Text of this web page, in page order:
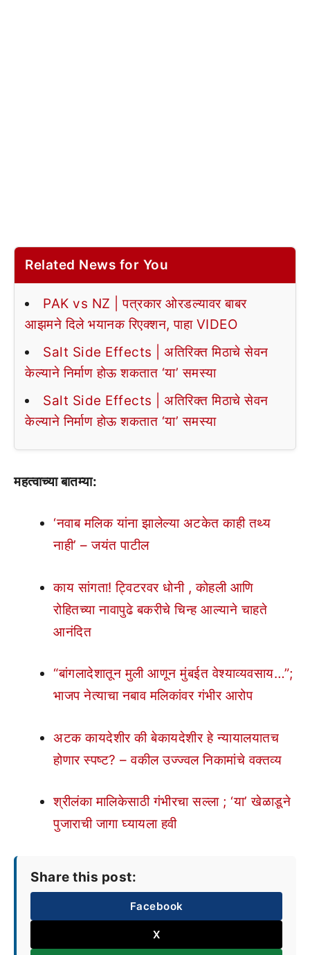
Related News for You
PAK vs NZ | पत्रकार ओरडल्यावर बाबर
आझमने दिले भयानक रिएक्शन, पाहा VIDEO
Salt Side Effects | अतिरिक्त मिठाचे सेवन
केल्याने निर्माण होऊ शकतात ‘या’ समस्या
Salt Side Effects | अतिरिक्त मिठाचे सेवन
केल्याने निर्माण होऊ शकतात ‘या’ समस्या
महत्वाच्या बातम्या:
‘नवाब मलिक यांना झालेल्या अटकेत काही तथ्य
नाही’ – जयंत पाटील
काय सांगता! ट्विटरवर धोनी , कोहली आणि
रोहितच्या नावापुढे बकरीचे चिन्ह आल्याने चाहते
आनंदित
“बांगलादेशातून मुली आणून मुंबईत वेश्याव्यवसाय…”;
भाजप नेत्याचा नबाव मलिकांवर गंभीर आरोप
अटक कायदेशीर की बेकायदेशीर हे न्यायालयातच
होणार स्पष्ट? – वकील उज्ज्वल निकामांचे वक्तव्य
श्रीलंका मालिकेसाठी गंभीरचा सल्ला ; ‘या’ खेळाडूने
पुजाराची जागा घ्यायला हवी
Share this post:
Facebook
X